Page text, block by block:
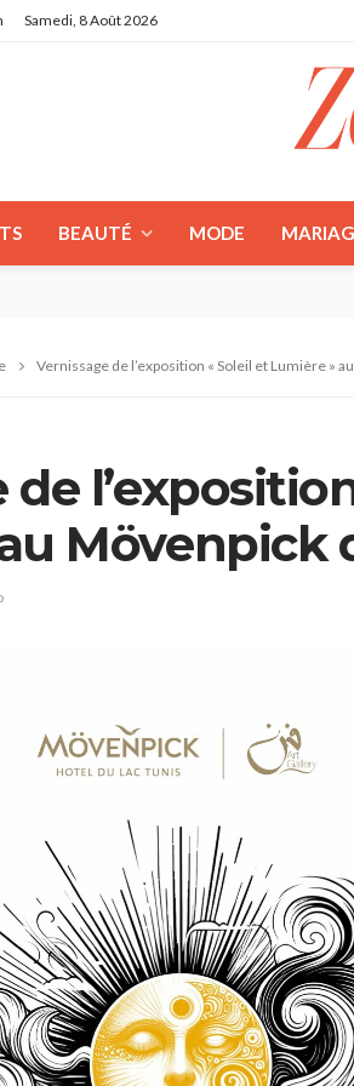
Samedi, 8 Août 2026
BEAUTÉ MODE
Vernissage de l’exposition « Soleil et Lumière » au
Mövenpick